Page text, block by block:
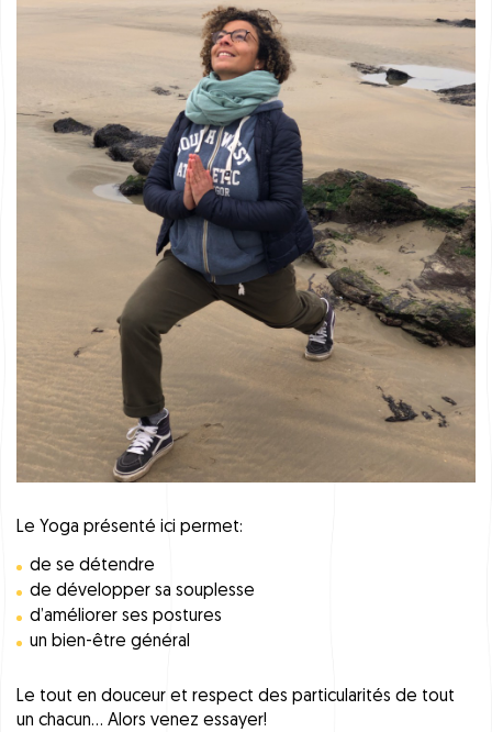
Le Yoga présenté ici permet:
de se détendre
de développer sa souplesse
d’améliorer ses postures
un bien-être général
Le tout en douceur et respect des particularités de tout
un chacun… Alors venez essayer!